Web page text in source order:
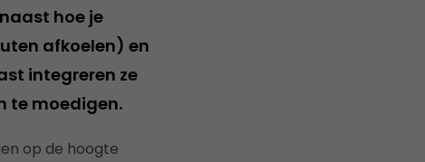
hoe je
afkoelen) en
integreren ze
te moedigen.
op de hoogte